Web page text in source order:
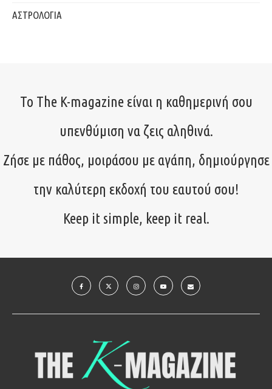
ΑΣΤΡΟΛΟΓΙΑ
Το The K-magazine είναι η καθημερινή σου
υπενθύμιση να ζεις αληθινά.
Ζήσε με πάθος, μοιράσου με αγάπη, δημιούργησε
την καλύτερη εκδοχή του εαυτού σου!
Keep it simple, keep it real.